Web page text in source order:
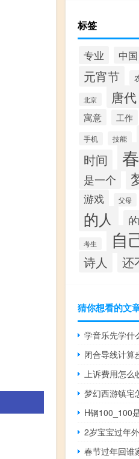
标签
专业 中国
元宵节
北京 唐代
寓意 工作
手机 技能
时间
是一个
游戏
父母
的人
考生 自
诗人 还
猜你想看的文
学音乐先学什
闭合导线计算
上诉费用怎么
梦幻西游镇宅
H钢100_100
2岁宝宝过年
春节过年回谁